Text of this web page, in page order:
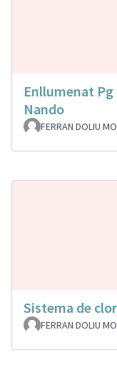
Enllumenat
Nando
FERRAN DOLIU
Sistema de
FERRAN DOLIU